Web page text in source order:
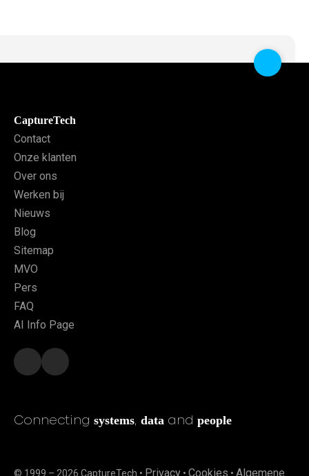
CaptureTech
Contact
Onze klanten
Over ons
Werken bij
Nieuws
Blog
Sitemap
MVO
Pers
FAQ
AI Info Page
© 1999 – 2026 CaptureTech • Privacy • Cookies • Algemene
Connecting systems, data and people